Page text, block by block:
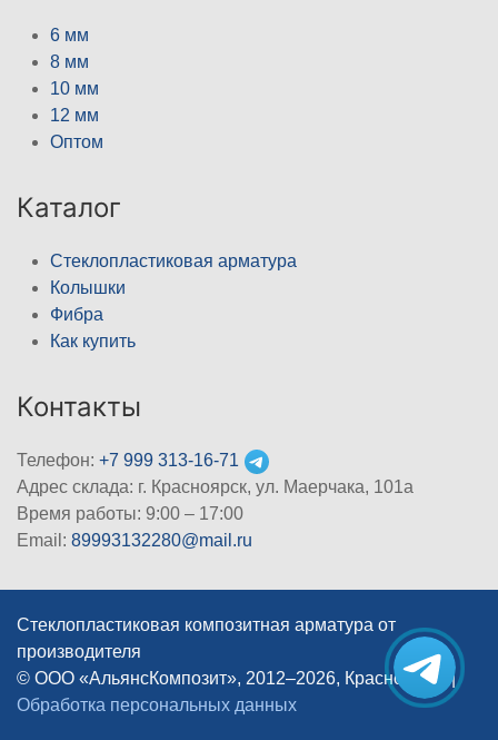
6 мм
8 мм
10 мм
12 мм
Оптом
Каталог
Стеклопластиковая арматура
Колышки
Фибра
Как купить
Контакты
Телефон: +7 999 313-16-71
Адрес склада: г. Красноярск, ул. Маерчака, 101а
Время работы: 9:00 – 17:00
Email: 89993132280@mail.ru
Стеклопластиковая композитная арматура от
производителя
© ООО «АльянсКомпозит», 2012–2026, Красноярск
|
Обработка персональных данных